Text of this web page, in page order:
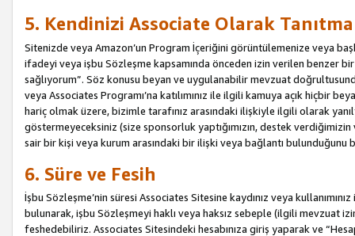
5. Kendinizi Associate Olarak
Sitenizde veya Amazon’un Program İçeriğini görüntülemenize veya
ifadeyi veya işbu Sözleşme kapsamında önceden izin verilen benzer
sağlıyorum”. Söz konusu beyan ve uygulanabilir mevzuat
veya Associates Programı’na katılımınız ile ilgili kamuya açık hiçbir
hariç olmak üzere, bizimle tarafınız arasındaki ilişkiyle ilgili olarak
göstermeyeceksiniz (size sponsorluk yaptığımızın, destek
sair bir kişi veya kurum arasındaki bir ilişki veya bağlantı bulunduğunu
6. Süre ve Fesih
İşbu Sözleşme’nin süresi Associates Sitesine kaydınız veya
bulunarak, işbu Sözleşmeyi haklı veya haksız sebeple (ilgili mevzuat
feshedebiliriz. Associates Sitesindeki hesabınıza giriş yaparak ve